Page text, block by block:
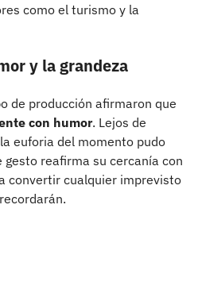
como el turismo y la
y la grandeza
de producción afirmaron que
con humor. Lejos de
euforia del momento pudo
gesto reafirma su cercanía con
convertir cualquier imprevisto